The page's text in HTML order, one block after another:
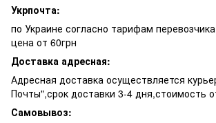
Укрпочта:
по Украине согласно тарифам
цена от 60грн
Доставка адресная:
Адресная доставка осуществляется
Почты",срок доставки 3-4 дня,стоимость
Самовывоз: